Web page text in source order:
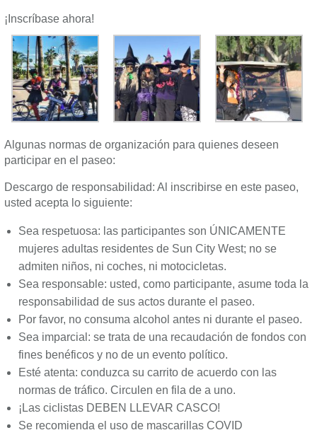
¡Inscríbase ahora!
Algunas normas de organización para quienes deseen
participar en el paseo:
Descargo de responsabilidad: Al inscribirse en este paseo,
usted acepta lo siguiente:
Sea respetuosa: las participantes son ÚNICAMENTE
mujeres adultas residentes de Sun City West; no se
admiten niños, ni coches, ni motocicletas.
Sea responsable: usted, como participante, asume toda la
responsabilidad de sus actos durante el paseo.
Por favor, no consuma alcohol antes ni durante el paseo.
Sea imparcial: se trata de una recaudación de fondos con
fines benéficos y no de un evento político.
Esté atenta: conduzca su carrito de acuerdo con las
normas de tráfico. Circulen en fila de a uno.
¡Las ciclistas DEBEN LLEVAR CASCO!
Se recomienda el uso de mascarillas COVID